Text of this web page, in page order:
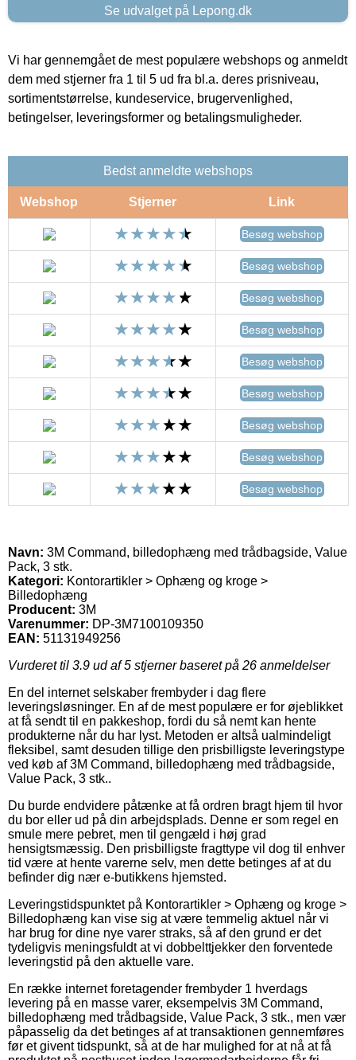
Se udvalget på Lepong.dk
Vi har gennemgået de mest populære webshops og anmeldt
dem med stjerner fra 1 til 5 ud fra bl.a. deres prisniveau,
sortimentstørrelse, kundeservice, brugervenlighed,
betingelser, leveringsformer og betalingsmuligheder.
Bedst anmeldte webshops
Webshop Stjerner Link
Besøg webshop
Besøg webshop
Besøg webshop
Besøg webshop
Besøg webshop
Besøg webshop
Besøg webshop
Besøg webshop
Besøg webshop
Navn: 3M Command, billedophæng med trådbagside, Value
Pack, 3 stk.
Kategori: Kontorartikler > Ophæng og kroge >
Billedophæng
Producent: 3M
Varenummer: DP-3M7100109350
EAN: 51131949256
Vurderet til 3.9 ud af 5 stjerner baseret på 26 anmeldelser
En del internet selskaber frembyder i dag flere
leveringsløsninger. En af de mest populære er for øjeblikket
at få sendt til en pakkeshop, fordi du så nemt kan hente
produkterne når du har lyst. Metoden er altså ualmindeligt
fleksibel, samt desuden tillige den prisbilligste leveringstype
ved køb af 3M Command, billedophæng med trådbagside,
Value Pack, 3 stk..
Du burde endvidere påtænke at få ordren bragt hjem til hvor
du bor eller ud på din arbejdsplads. Denne er som regel en
smule mere pebret, men til gengæld i høj grad
hensigtsmæssig. Den prisbilligste fragttype vil dog til enhver
tid være at hente varerne selv, men dette betinges af at du
befinder dig nær e-butikkens hjemsted.
Leveringstidspunktet på Kontorartikler > Ophæng og kroge >
Billedophæng kan vise sig at være temmelig aktuel når vi
har brug for dine nye varer straks, så af den grund er det
tydeligvis meningsfuldt at vi dobbelttjekker den forventede
leveringstid på den aktuelle vare.
En række internet foretagender frembyder 1 hverdags
levering på en masse varer, eksempelvis 3M Command,
billedophæng med trådbagside, Value Pack, 3 stk., men vær
påpasselig da det betinges af at transaktionen gennemføres
før et givent tidspunkt, så at de har mulighed for at nå at få